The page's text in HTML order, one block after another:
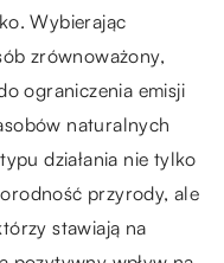
Wybierając
zrównoważony,
ograniczenia emisji
naturalnych
działania nie tylko
przyrody, ale
stawiają na